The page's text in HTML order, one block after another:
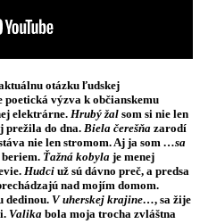
otázku ľudskej
poetická výzva k občianskemu
elektrárne. Hrubý žal som si nie len
prežila do dna. Biela čerešňa zarodí
nie len stromom. Aj ja som …sa
beriem. Ťažná kobyla je menej
Hudci už sú dávno preč, a predsa
nad mojím domom.
dedinou. V uherskej krajine…, sa žije
Valika bola moja trocha zvláštna